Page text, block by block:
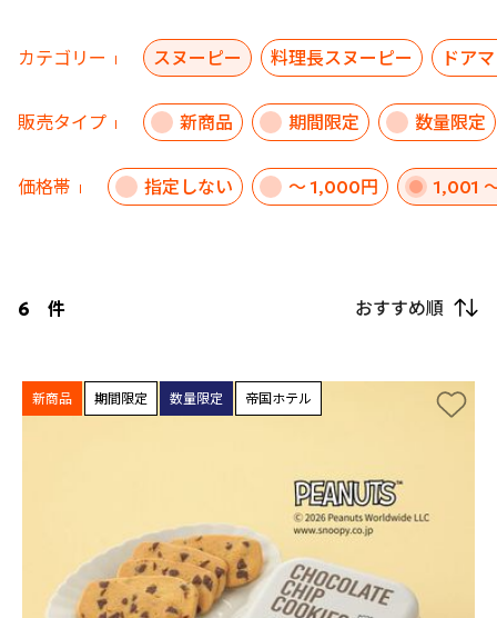
カテゴリー スヌーピー 料理長スヌーピー ドア
販売タイプ 新商品 期間限定 数量限定
価格帯 指定しない ～ 1,000円 1,001
6 件 おすすめ順
新商品 期間限定 数量限定 帝国ホテル